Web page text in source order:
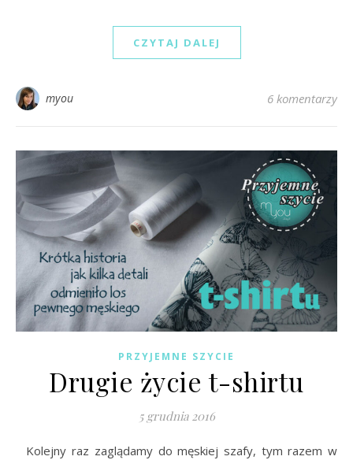
CZYTAJ DALEJ
myou 6 komentarzy
PRZYJEMNE SZYCIE
Drugie życie t-shirtu
5 grudnia 2016
Kolejny raz zaglądamy do męskiej szafy, tym razem w